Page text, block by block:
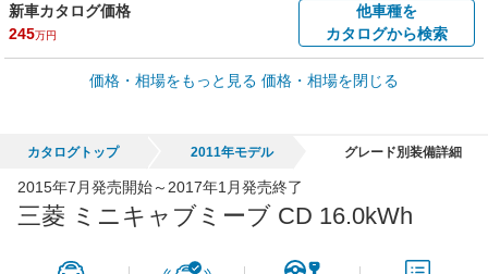
新車カタログ価格
245万円
他車種を
カタログから検索
車買取価格 *
車買取相場
45,550円
価格・相場をもっと見る 価格・相場を閉じる
カタログトップ 2011年モデル グレード別装備詳細
2015年7月発売開始～2017年1月発売終了
三菱 ミニキャブミーブ CD 16.0kWh